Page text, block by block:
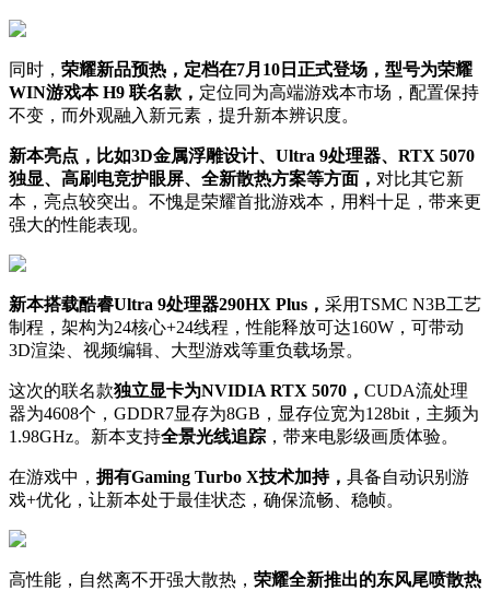
同时， 荣耀新品预热，定档在7月10日正式登场，型号为荣耀
WIN游戏本 H9 联名款， 定位同为高端游戏本市场，配置保持
不变，而外观融入新元素，提升新本辨识度。
新本亮点，比如3D金属浮雕设计、Ultra 9处理器、RTX 5070
独显、高刷电竞护眼屏、全新散热方案等方面， 对比其它新
本，亮点较突出。不愧是荣耀首批游戏本，用料十足，带来更
强大的性能表现。
新本搭载酷睿Ultra 9处理器290HX Plus， 采用TSMC N3B工艺
制程，架构为24核心+24线程，性能释放可达160W，可带动
3D渲染、视频编辑、大型游戏等重负载场景。
这次的联名款独立显卡为NVIDIA RTX 5070， CUDA流处理
器为4608个，GDDR7显存为8GB，显存位宽为128bit，主频为
1.98GHz。新本支持全景光线追踪 ，带来电影级画质体验。
在游戏中， 拥有Gaming Turbo X技术加持， 具备自动识别游
戏+优化，让新本处于最佳状态，确保流畅、稳帧。
高性能，自然离不开强大散热， 荣耀全新推出的东风尾喷散热